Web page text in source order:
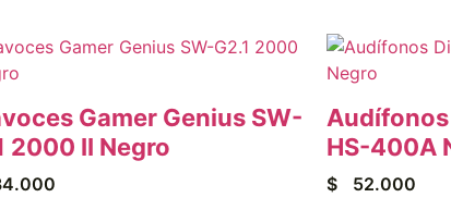
Gamer Genius SW-
2000 II Negro
HS-400A
$ 52.000